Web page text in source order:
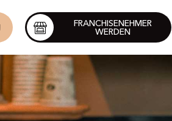
FRANCHISENEHMER
WERDEN